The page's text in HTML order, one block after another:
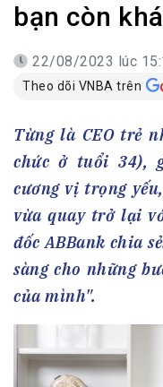
bạn còn
22/08/2023 lúc
Theo dõi VNBA trên
Từng là CEO trẻ
chức ở tuổi 34),
cương vị trọng
vừa quay trở lại
đốc ABBank chia
sàng cho những
của mình".